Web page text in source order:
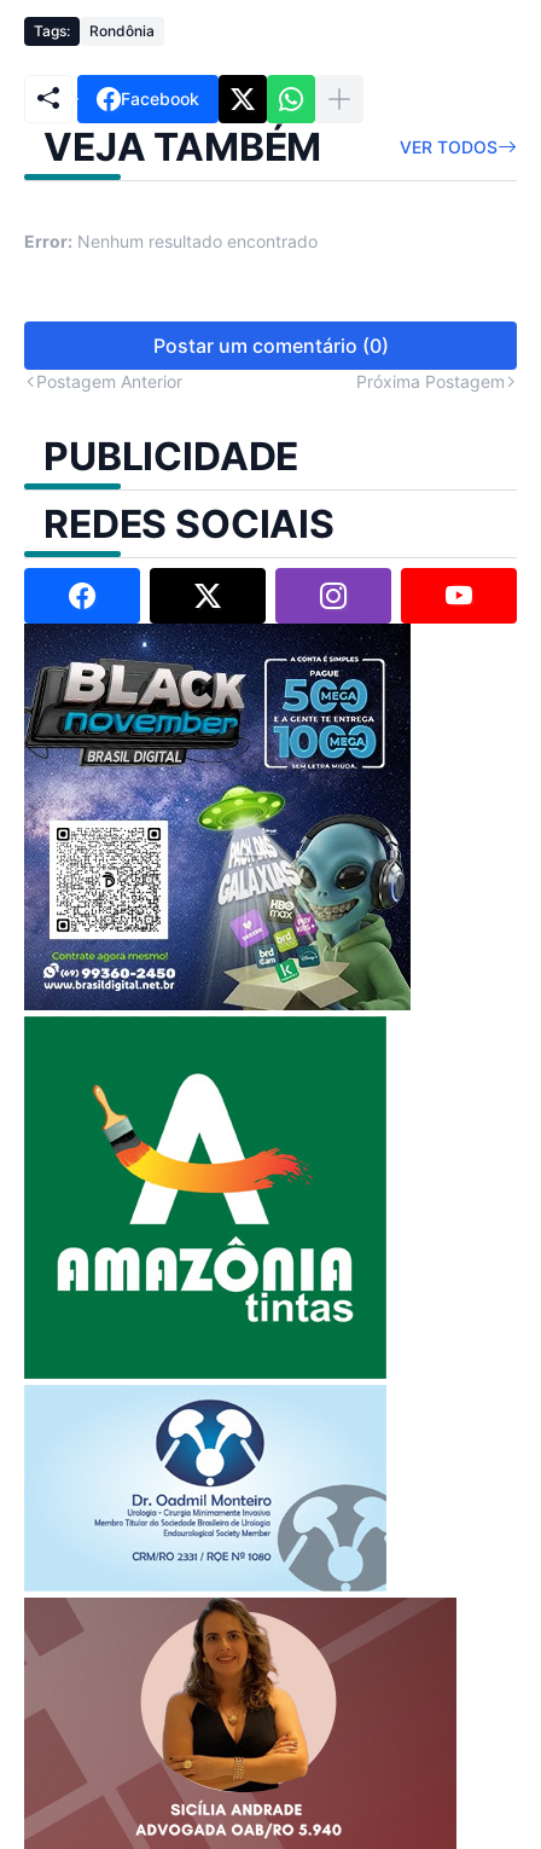
Tags: Rondônia
Facebook
VEJA TAMBÉM VER TODOS
Error: Nenhum resultado encontrado
Postar um comentário (0)
Postagem Anterior Próxima Postagem
PUBLICIDADE
REDES SOCIAIS